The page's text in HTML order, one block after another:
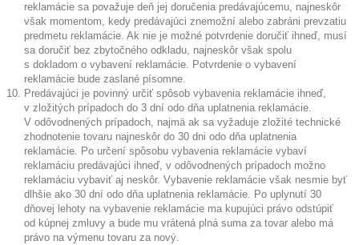
reklamácie sa považuje deň jej doručenia predávajúcemu, najneskôr
však momentom, kedy predávajúci znemožní alebo zabráni prevzatiu
predmetu reklamácie. Ak nie je možné potvrdenie doručiť ihneď, musí
sa doručiť bez zbytočného odkladu, najneskôr však spolu
s dokladom o vybavení reklamácie. Potvrdenie o vybavení
reklamácie bude zaslané písomne.
Predávajúci je povinný určiť spôsob vybavenia reklamácie ihneď,
v zložitých prípadoch do 3 dní odo dňa uplatnenia reklamácie.
V odôvodnených prípadoch, najmä ak sa vyžaduje zložité technické
zhodnotenie tovaru najneskôr do 30 dni odo dňa uplatnenia
reklamácie. Po určení spôsobu vybavenia reklamácie vybaví
reklamáciu predávajúci ihneď, v odôvodnených prípadoch možno
reklamáciu vybaviť aj neskôr. Vybavenie reklamácie však nesmie byť
dlhšie ako 30 dní odo dňa uplatnenia reklamácie. Po uplynutí 30
dňovej lehoty na vybavenie reklamácie ma kupujúci právo odstúpiť
od kúpnej zmluvy a bude mu vrátená plná suma za tovar alebo má
právo na výmenu tovaru za nový.